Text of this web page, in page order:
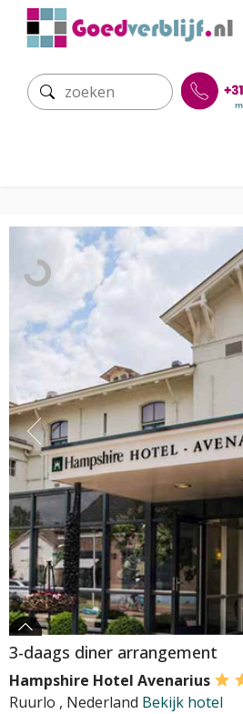
3-daags diner arrangement
Hampshire Hotel Avenarius
Ruurlo , Nederland Bekijk hotel